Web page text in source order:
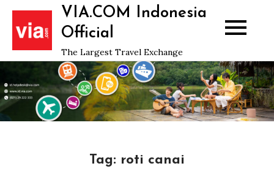
Skip
content
VIA.COM Indonesia
Official
The Largest Travel Exchange
Tag: roti canai